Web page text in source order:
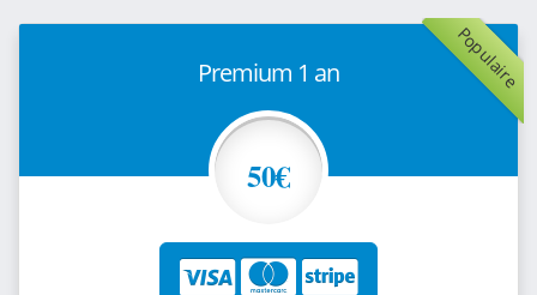
Populaire
Premium 1 an
50€